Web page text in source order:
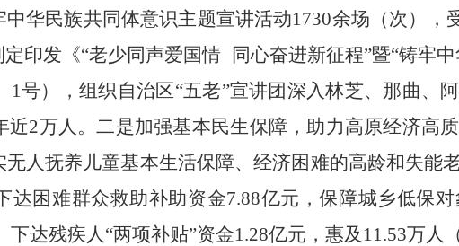
华民族共同体意识主题宣讲活动1730余场（次），
印发《“老少同声爱国情 同心奋进新征程”暨“铸牢
号），组织自治区“五老”宣讲团深入林芝、那曲 、
近2万人。二是加强基本民生保障，助力高原经济高质
无人抚养儿童基本生活保障、经济困难的高龄和失能
达困难群众救助补助资金7.88亿元，保障城乡低保对
下达残疾人“两项补贴”资金1.28亿元，惠及11.53万